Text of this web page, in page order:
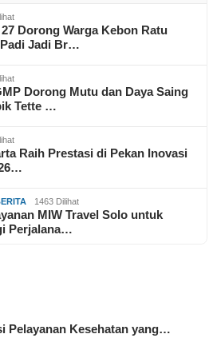
Dorong Warga Kebon Ratu
Jadi Br…
Dorong Mutu dan Daya Saing
Tette …
Raih Prestasi di Pekan Inovasi
1463 Dilihat
MIW Travel Solo untuk
Perjalana…
Pelayanan Kesehatan yang…